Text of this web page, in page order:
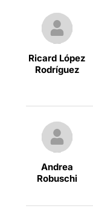
Ricard López
Rodríguez
Andrea
Robuschi